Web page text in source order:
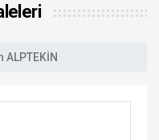
ALPTEKİN